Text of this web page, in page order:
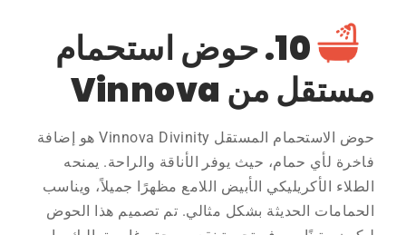
10. حوض استحمام
مستقل من Vinnova
حوض الاستحمام المستقل Vinnova Divinity هو إضافة
فاخرة لأي حمام، حيث يوفر الأناقة والراحة. يمنحه
الطلاء الأكريليكي الأبيض اللامع مظهرًا جميلاً، ويناسب
الحمامات الحديثة بشكل مثالي. تم تصميم هذا الحوض